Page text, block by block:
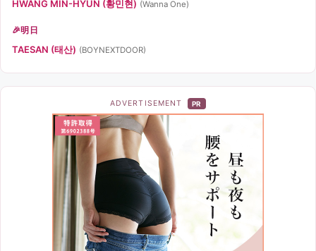
HWANG MIN-HYUN (황민현) (Wanna One)
明日
TAESAN (태산) (BOYNEXTDOOR)
ADVERTISEMENT PR